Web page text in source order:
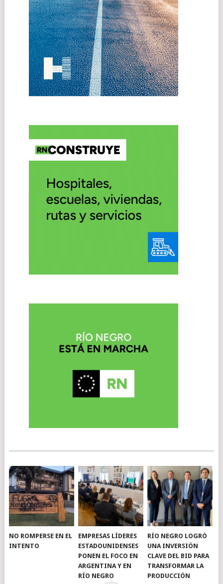
NO ROMPERSE EN EL
INTENTO
EMPRESAS LÍDERES
ESTADOUNIDENSES
PONEN EL FOCO EN
ARGENTINA Y EN
RÍO NEGRO
RÍO NEGRO LOGRÓ
UNA INVERSIÓN
CLAVE DEL BID PARA
TRANSFORMAR LA
PRODUCCIÓN